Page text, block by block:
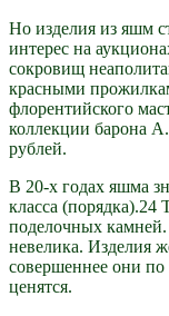
Но изделия из яшм
интерес на
сокровищ
красными
флорентийского
коллекции барона
рублей.
В 20-х годах яшма
класса (порядка).24
поделочных
невелика. Изделия
совершеннее они
ценятся.